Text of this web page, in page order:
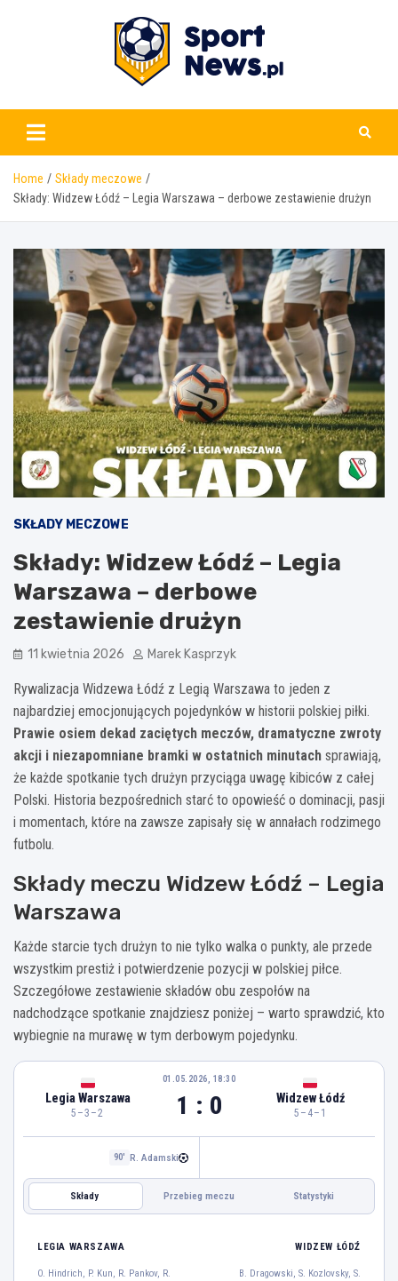
www.sportnews.pl
Home
Składy meczowe
Składy: Widzew Łódź – Legia Warszawa – derbowe zestawienie drużyn
SKŁADY MECZOWE
Składy: Widzew Łódź – Legia
Warszawa – derbowe
zestawienie drużyn
11 kwietnia 2026 Marek Kasprzyk
Rywalizacja Widzewa Łódź z Legią Warszawa to jeden z
najbardziej emocjonujących pojedynków w historii polskiej piłki.
Prawie osiem dekad zaciętych meczów, dramatyczne zwroty
akcji i niezapomniane bramki w ostatnich minutach sprawiają,
że każde spotkanie tych drużyn przyciąga uwagę kibiców z całej
Polski. Historia bezpośrednich starć to opowieść o dominacji, pasji
i momentach, które na zawsze zapisały się w annałach rodzimego
futbolu.
Składy meczu Widzew Łódź – Legia
Warszawa
Każde starcie tych drużyn to nie tylko walka o punkty, ale przede
wszystkim prestiż i potwierdzenie pozycji w polskiej piłce.
Szczegółowe zestawienie składów obu zespołów na
nadchodzące spotkanie znajdziesz poniżej – warto sprawdzić, kto
wybiegnie na murawę w tym derbowym pojedynku.
Legia Warszawa
5–3–2
01.05.2026, 18:30
1 : 0 Widzew Łódź
5–4–1
90' R. Adamski
Składy Przebieg meczu Statystyki
WIDZEW ŁÓDŹ
LEGIA WARSZAWA WIDZEW ŁÓDŹ
O. Hindrich, P. Kun, R. Pankov, R.
B. Dragowski, S. Kozlovsky, S.